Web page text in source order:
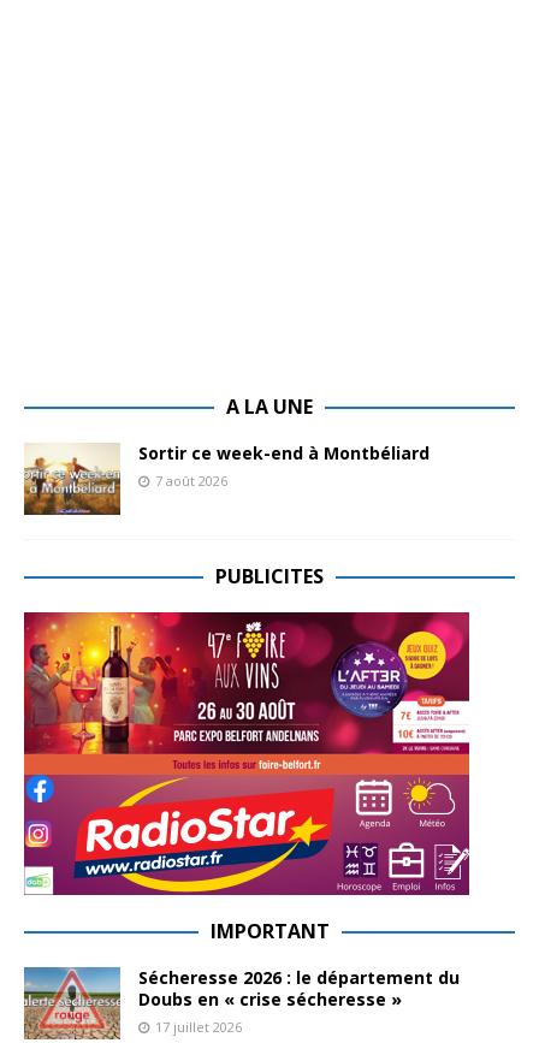
A LA UNE
Sortir ce week-end à Montbéliard
7 août 2026
PUBLICITES
IMPORTANT
Sécheresse 2026 : le département du
Doubs en « crise sécheresse »
17 juillet 2026